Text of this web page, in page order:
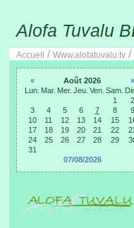
Alofa Tuvalu
Accueil / Www.alofatuvalu.tv /
« Août 2026
»
Lun. Mar. Mer. Jeu. Ven. Sam.
1
2
3
4 5 6 7 8
9
10
11 12 13 14 15
17
18 19 20 21 22
24
25 26 27 28 29
31
07/08/2026